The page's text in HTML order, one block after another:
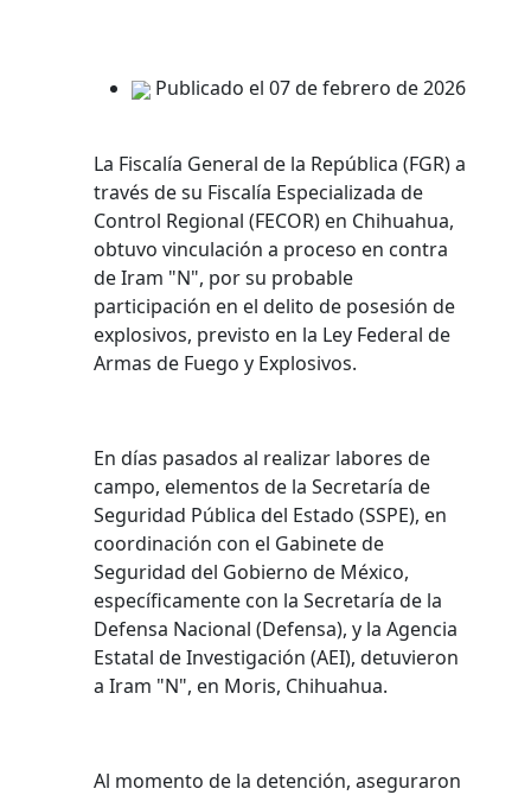
Publicado el 07 de febrero de 2026
La Fiscalía General de la República (FGR) a
través de su Fiscalía Especializada de
Control Regional (FECOR) en Chihuahua,
obtuvo vinculación a proceso en contra
de Iram "N", por su probable
participación en el delito de posesión de
explosivos, previsto en la Ley Federal de
Armas de Fuego y Explosivos.
En días pasados al realizar labores de
campo, elementos de la Secretaría de
Seguridad Pública del Estado (SSPE), en
coordinación con el Gabinete de
Seguridad del Gobierno de México,
específicamente con la Secretaría de la
Defensa Nacional (Defensa), y la Agencia
Estatal de Investigación (AEI), detuvieron
a Iram "N", en Moris, Chihuahua.
Al momento de la detención, aseguraron